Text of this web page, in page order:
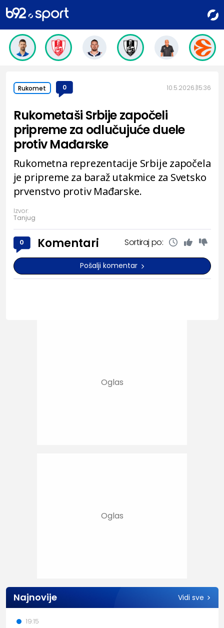
Rukomet 0 10.5.2026. 15:36
Rukometaši Srbije započeli
pripreme za odlučujuće duele
protiv Mađarske
Rukometna reprezentacije Srbije započela
je pripreme za baraž utakmice za Svetsko
prvenstvo protiv Mađarske.
Izvor:
Tanjug
0 Komentari Sortiraj po:
Pošalji komentar
Najnovije Vidi sve
19:15